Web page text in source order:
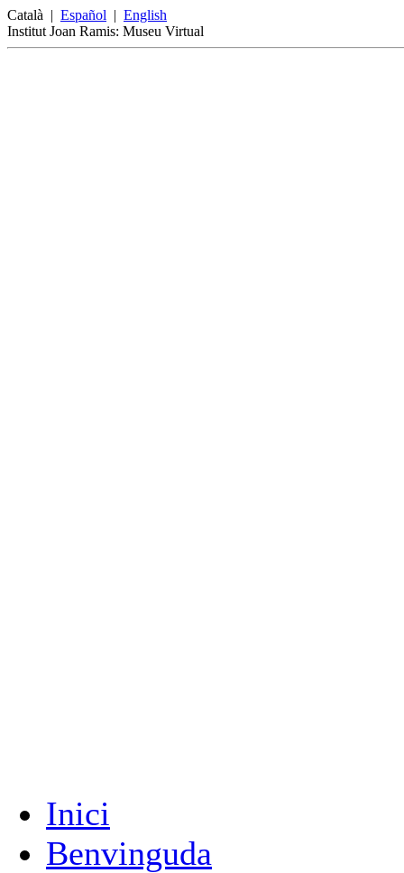
Català | Español | English
Institut Joan Ramis: Museu Virtual
Inici
Benvinguda